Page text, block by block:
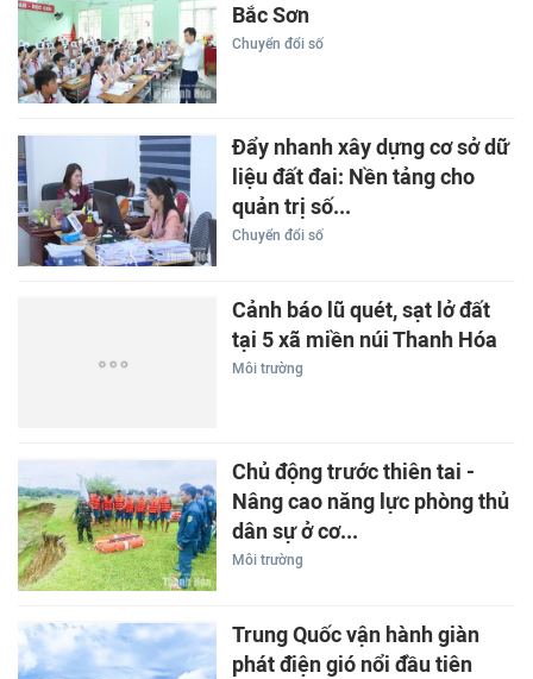
Bắc Sơn
Chuyển đổi số
Đẩy nhanh xây dựng cơ sở dữ
liệu đất đai: Nền tảng cho
quản trị số...
Chuyển đổi số
Cảnh báo lũ quét, sạt lở đất
tại 5 xã miền núi Thanh Hóa
Môi trường
Chủ động trước thiên tai -
Nâng cao năng lực phòng thủ
dân sự ở cơ...
Môi trường
Trung Quốc vận hành giàn
phát điện gió nổi đầu tiên